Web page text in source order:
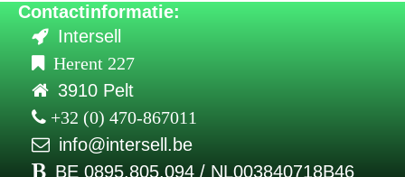
Contactinformatie:
Intersell
Herent 227
3910 Pelt
+32 (0) 470-867011
info@intersell.be
BE 0895.805.094 / NL003840718B46